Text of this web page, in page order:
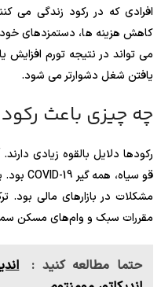
افرادی که در رکود زندگی می
کاهش هزینه ها، دستمزدهای
می تواند در نتیجه تورم افزایش
یافتن شغل دشوارتر می شود.
چه چیزی باعث
رکودها دلایل بالقوه زیادی
مشکلات در بازارهای مالی بود.
مقررات سبک و وام‌های مسکن
حتما مطالعه کنید :